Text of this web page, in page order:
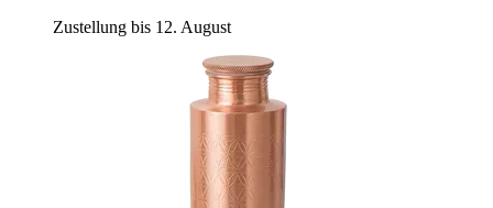
Zustellung bis 12. August